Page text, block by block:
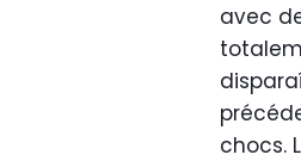
avec
chocs.